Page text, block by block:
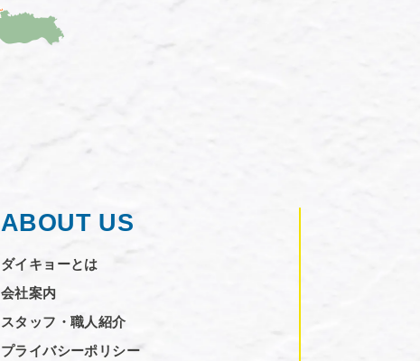
ABOUT US
ダイキョーとは
会社案内
スタッフ・職人紹介
プライバシーポリシー